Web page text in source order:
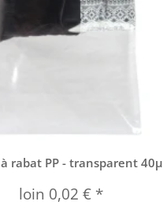
rabat PP - transparent 40µ
loin 0,02 € *